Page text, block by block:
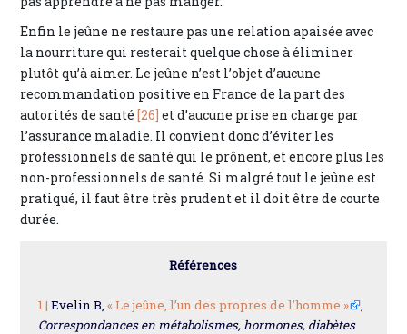
Enfin le jeûne ne restaure pas une relation apaisée avec
la nourriture qui resterait quelque chose à éliminer
plutôt qu’à aimer. Le jeûne n’est l’objet d’aucune
recommandation positive en France de la part des
autorités de santé[26] et d’aucune prise en charge par
l’assurance maladie. Il convient donc d’éviter les
professionnels de santé qui le prônent, et encore plus les
non-professionnels de santé. Si malgré tout le jeûne est
pratiqué, il faut être très prudent et il doit être de courte
durée.
Références
1 | Evelin B,« Le jeûne, l’un des propres de l’homme »
,
Correspondances en métabolismes, hormones, diabètes